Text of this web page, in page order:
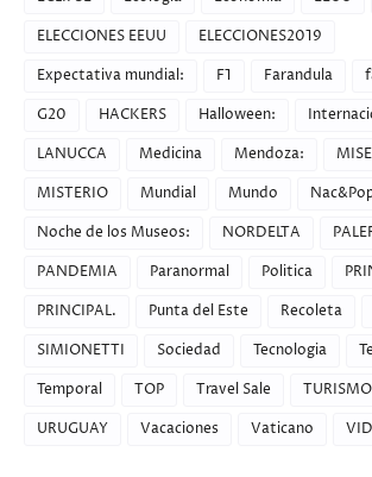
ELECCIONES EEUU
ELECCIONES2019
Expectativa mundial:
F1 Farandula
G20
HACKERS Halloween:
LANUCCA
Medicina Mendoza:
MISTERIO
Mundial Mundo
Noche de los Museos:
NORDELTA
PANDEMIA
Paranormal Politica
PRINCIPAL.
Punta del Este Recoleta
SIMIONETTI
Sociedad Tecnologia
Temporal
TOP Travel Sale TURISMO
URUGUAY
Vacaciones Vaticano